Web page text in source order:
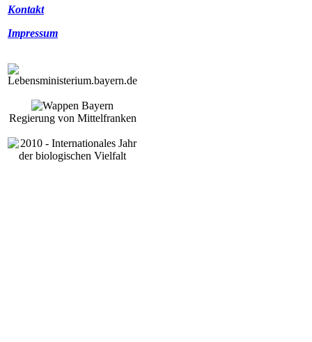
Kontakt
Impressum
Regierung von Mittelfranken